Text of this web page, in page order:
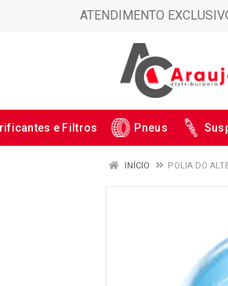
ATENDIMENTO
e Filtros Pneus
INÍCIO POLIA DO